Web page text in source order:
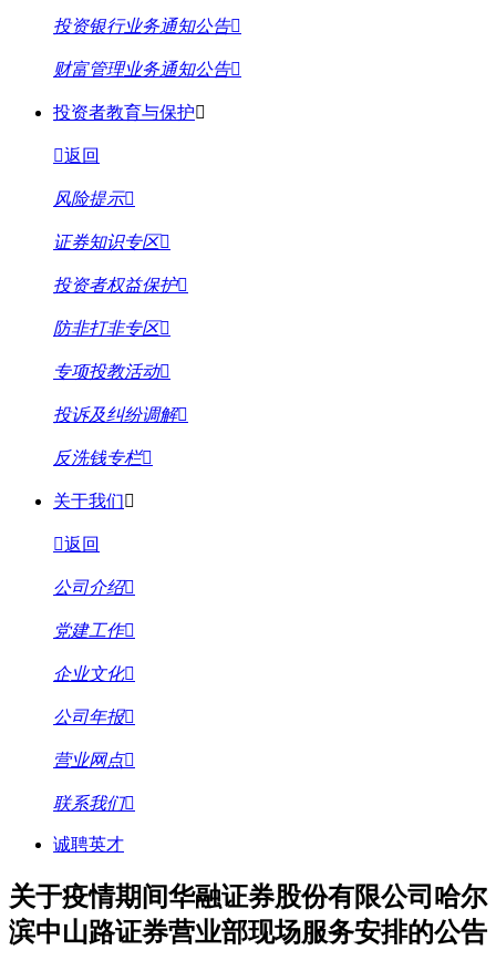
投资银行业务通知公告
财富管理业务通知公告
投资者教育与保护
返回
风险提示
证券知识专区
投资者权益保护
防非打非专区
专项投教活动
投诉及纠纷调解
反洗钱专栏
关于我们
返回
公司介绍
党建工作
企业文化
公司年报
营业网点
联系我们
诚聘英才
关于疫情期间华融证券股份有限公司哈尔
滨中山路证券营业部现场服务安排的公告